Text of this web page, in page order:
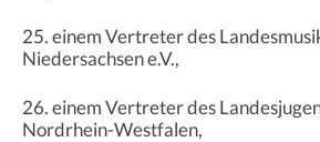
25. einem Vertreter des
Niedersachsen e.V.,
26. einem Vertreter des
Nordrhein-Westfalen,